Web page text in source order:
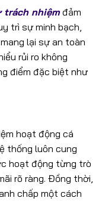
trách nhiệmđảm
trì sự minh bạch,
lại sự an toàn
rủi ro không
điểm đặc biệt như
hoạt động cá
thống luôn cung
hoạt động từng trò
rõ ràng. Đồng thời,
chấp một cách